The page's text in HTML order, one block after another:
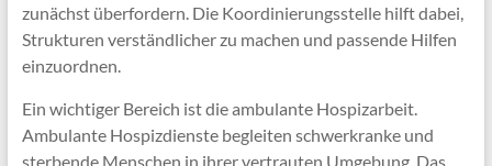
zunächst überfordern. Die Koordinierungsstelle hilft dabei,
Strukturen verständlicher zu machen und passende Hilfen
einzuordnen.
Ein wichtiger Bereich ist die ambulante Hospizarbeit.
Ambulante Hospizdienste begleiten schwerkranke und
sterbende Menschen in ihrer vertrauten Umgebung. Das